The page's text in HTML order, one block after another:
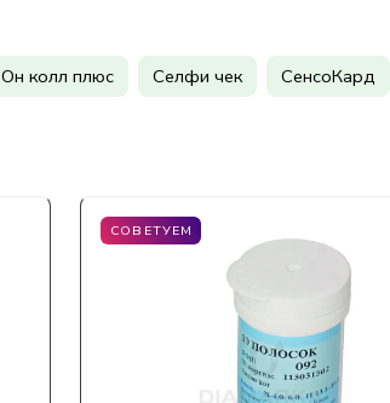
Он колл плюс Селфи чек СенсоКард
СОВЕТУЕМ